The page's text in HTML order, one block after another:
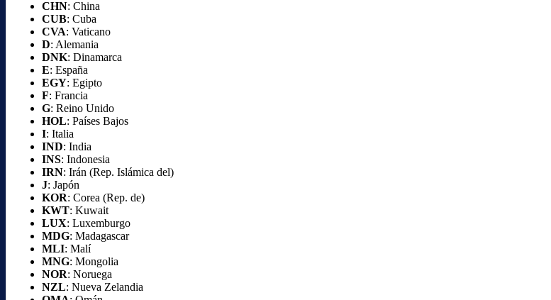
CHN: China
CUB: Cuba
CVA: Vaticano
D: Alemania
DNK: Dinamarca
E: España
EGY: Egipto
F: Francia
G: Reino Unido
HOL: Países Bajos
I: Italia
IND: India
INS: Indonesia
IRN: Irán (Rep. Islámica del)
J: Japón
KOR: Corea (Rep. de)
KWT: Kuwait
LUX: Luxemburgo
MDG: Madagascar
MLI: Malí
MNG: Mongolia
NOR: Noruega
NZL: Nueva Zelandia